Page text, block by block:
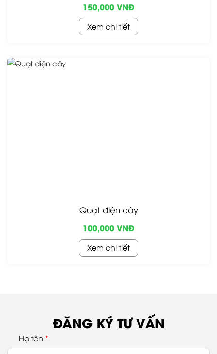
150,000 VNĐ
Xem chi tiết
Quạt điện cây
100,000 VNĐ
Xem chi tiết
ĐĂNG KÝ TƯ VẤN
Họ tên *